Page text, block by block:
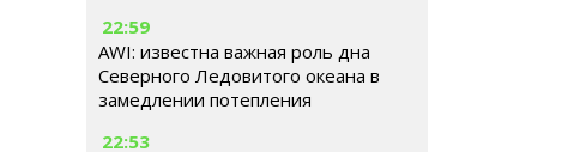
22:59
AWI: известна важная роль дна
Северного Ледовитого океана в
замедлении потепления
22:53